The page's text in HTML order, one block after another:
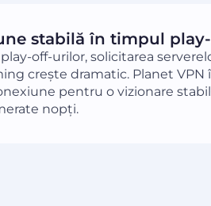
stabilă în timpul
off-urilor, solicitarea
crește dramatic. Planet VPN
pentru o vizionare
nopți.